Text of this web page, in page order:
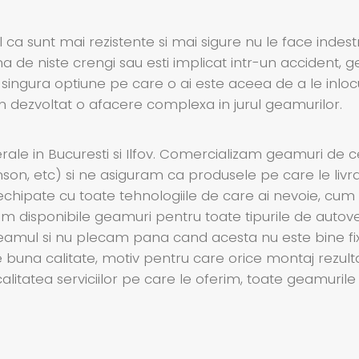
ca sunt mai rezistente si mai sigure nu le face
de niste crengi sau esti implicat intr-un accident,
optiune pe care o ai este aceea de a le
dezvoltat o afacere complexa in jurul geamurilor.
in Bucuresti si Ilfov. Comercializam geamuri de
etc) si ne asiguram ca produsele pe care le
cu toate tehnologiile de care ai nevoie, cum
disponibile geamuri pentru toate tipurile de
si nu plecam pana cand acesta nu este bine
calitate, motiv pentru care orice montaj
serviciilor pe care le oferim, toate